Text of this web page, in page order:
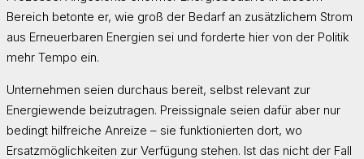
Bereich betonte er, wie groß der Bedarf an zusätzlichem Strom
aus Erneuerbaren Energien sei und forderte hier von der Politik
mehr Tempo ein.
Unternehmen seien durchaus bereit, selbst relevant zur
Energiewende beizutragen. Preissignale seien dafür aber nur
bedingt hilfreiche Anreize – sie funktionierten dort, wo
Ersatzmöglichkeiten zur Verfügung stehen. Ist das nicht der Fall